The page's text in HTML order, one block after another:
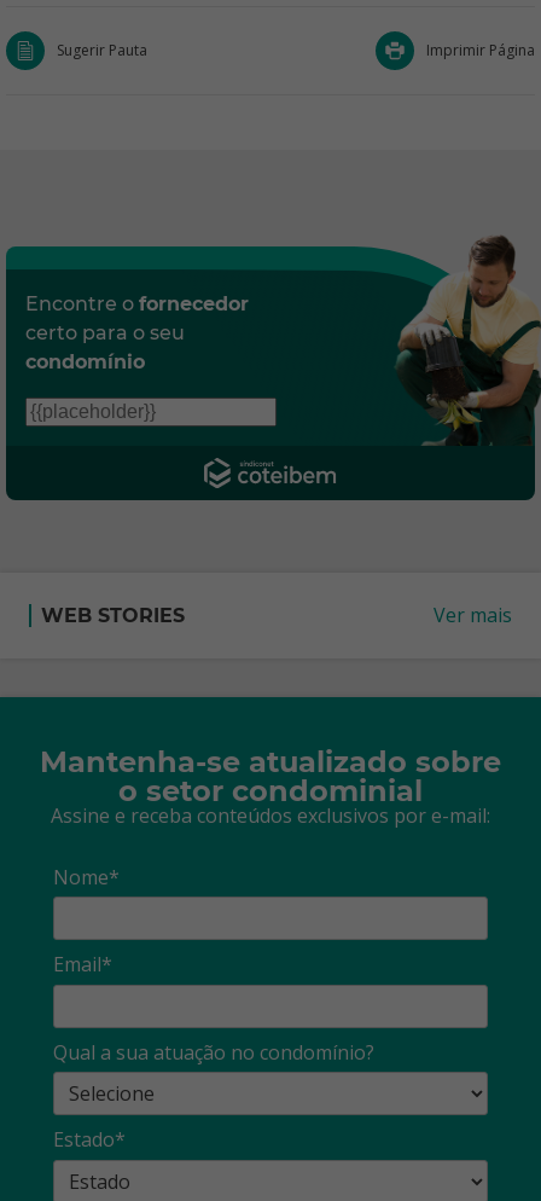
Sugerir Pauta Imprimir Página
Encontre o fornecedor
certo para o seu
condomínio
WEB STORIES Ver mais
Mantenha-se atualizado sobre
o setor condominial
Assine e receba conteúdos exclusivos por e-mail:
Nome*
Email*
Qual a sua atuação no condomínio?
Estado*